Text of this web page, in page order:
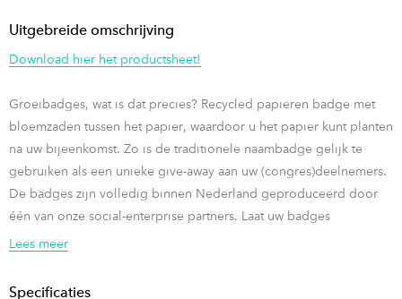
Uitgebreide omschrijving
Download hier het productsheet!
Groeibadges, wat is dat precies? Recycled papieren badge met
bloemzaden tussen het papier, waardoor u het papier kunt planten
na uw bijeenkomst. Zo is de traditionele naambadge gelijk te
gebruiken als een unieke give-away aan uw (congres)deelnemers.
De badges zijn volledig binnen Nederland geproduceerd door
één van onze social-enterprise partners. Laat uw badges
groeien samen met uw deelnemers na uw bijeenkost en creëer zo
Lees meer
Specificaties